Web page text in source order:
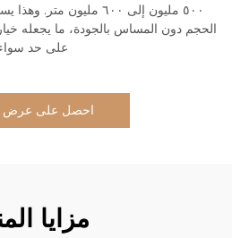
٥٠٠ مليون إلى ٦٠٠ مليون
الحجم دون المساس بالجودة، ما يجعله
على حد
احصل على عرض
مزايا